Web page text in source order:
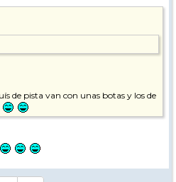
de pista van con unas botas y los de